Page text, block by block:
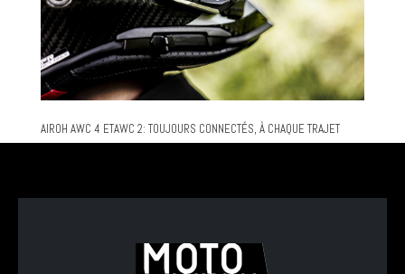
AIROH AWC 4 ETAWC 2: TOUJOURS CONNECTÉS, À CHAQUE TRAJET